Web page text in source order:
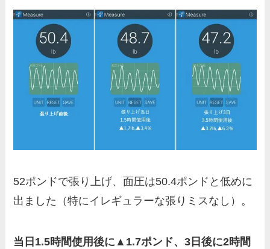
52ポンドで張り上げ、面圧は50.4ポンドと低めに
出ました（特にイレギュラーな張りミスなし）。
当日1.5時間使用後に▲1.7ポンド、3日後に2時間